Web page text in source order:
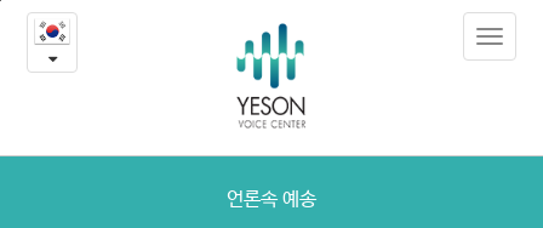
언
론
예
Toggle
언론속 예송